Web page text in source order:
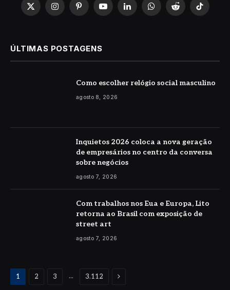
X
InstagramPinterestYouTubeLinkedInWhatsApp
Reddit TikTok
ÚLTIMAS POSTAGENS
Como escolher relógio social masculino
agosto 8, 2026
Inquietos 2026 coloca a nova geração
de empresários no centro da conversa
sobre negócios
agosto 7, 2026
Com trabalhos nos Eua e Europa, Lito
retorna ao Brasil com exposição de
street art
agosto 7, 2026
1 2 3 ... 3.112 Proximo